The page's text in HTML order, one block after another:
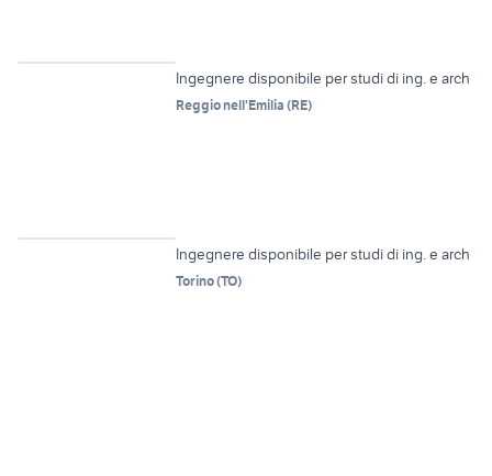
Ingegnere disponibile per studi di ing. e arch
Reggio nell'Emilia (RE)
Ingegnere disponibile per studi di ing. e arch
Torino(TO)